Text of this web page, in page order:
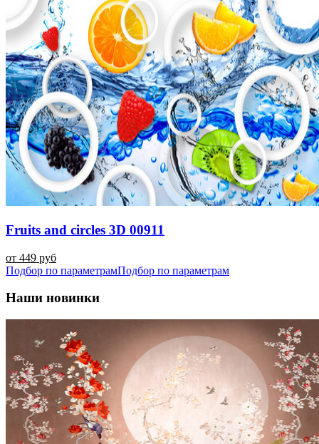
Fruits and circles 3D 00911
от 449 руб
Подбор по параметрамПодбор по параметрам
Наши новинки